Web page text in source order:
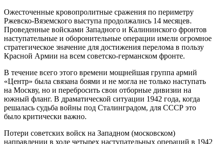
Ожесточенные кровопролитные сражения по периметру
Ржевско-Вяземского выступа продолжались 14 месяцев.
Проведенные войсками Западного и Калининского фронтов
наступательные и оборонительные операции имели огромное
стратегическое значение для достижения перелома в пользу
Красной Армии на всем советско-германском фронте.
В течение всего этого времени мощнейшая группа армий
«Центр» была связана боями и не могла не только наступать
на Москву, но и перебросить свои отборные дивизии на
южный фланг. В драматической ситуации 1942 года, когда
решалась судьба войны под Сталинградом, для СССР это
было критически важно.
Потери советских войск на Западном (московском)
направлении в ходе четырех наступательных операций в 1942